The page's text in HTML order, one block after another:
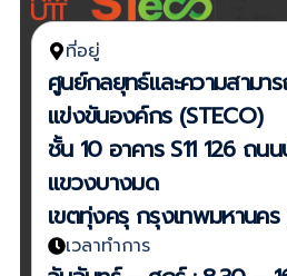
ที่อยู่
ศูนย์กลยุทธ์และความสามา
แข่งขันองค์กร (STECO)
ชั้น 10 อาคาร S11 126 ถน
แขวงบางมด
เขตทุ่งครุ กรุงเทพมหานคร
เวลาทำการ